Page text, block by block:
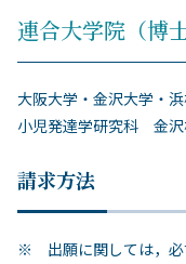
連合大学院（博
大阪大学・金沢大学・
小児発達学研究科 金
請求方法
※ 出願に関しては，必